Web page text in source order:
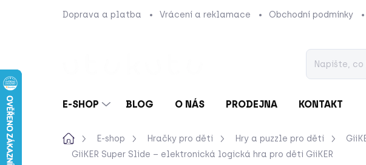
Doprava a platba Vrácení a reklamace Obchodní podmínky
E-SHOP BLOG O NÁS PRODEJNA KONTAKT
DomůE-shop Hračky pro děti Hry a puzzle pro děti
GiiKER Super Slide – elektronická logická hra pro děti GiiKER